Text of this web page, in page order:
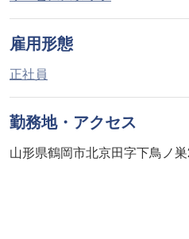
雇用形態
正社員
勤務地・アクセス
山形県鶴岡市北京田字下鳥ノ